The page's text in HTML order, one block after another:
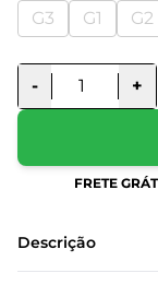
G3 G1 G2
- +
FRETE
Descrição